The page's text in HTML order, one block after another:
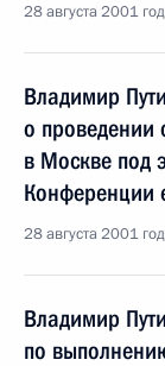
28 августа 2001
Владимир
о проведении
в Москве под
Конференции
28 августа 2001
Владимир
по